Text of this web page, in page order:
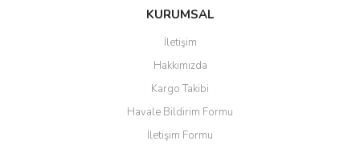
Bu ürüne ilk yorumu siz yapın!
Ürün resmi kalitesiz, bozuk veya görüntülenemiyor.
Ürün açıklamasında eksik bilgiler bulunuyor.
Ürün bilgilerinde hatalar bulunuyor.
Ürün fiyatı diğer sitelerden daha pahalı.
KURUMSAL
İletişim
Hakkımızda
Kargo Takibi
Havale Bildirim Formu
İletişim Formu